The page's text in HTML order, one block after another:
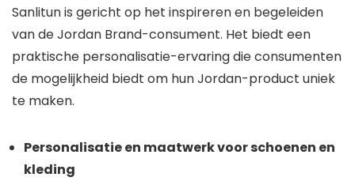
Sanlitun is gericht op het inspireren en begeleiden
van de Jordan Brand-consument. Het biedt een
praktische personalisatie-ervaring die consumenten
de mogelijkheid biedt om hun Jordan-product uniek
te maken.
Personalisatie en maatwerk voor schoenen en
kleding